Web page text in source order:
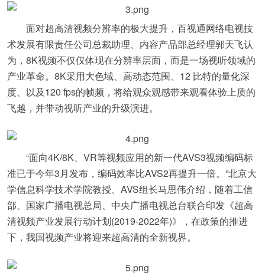
面对超高清视频分辨率的极大提升，百视通网络电视技
术发展有限责任公司总裁助理、内容产品部总经理郭天飞认
为，8K视频不仅仅体现在分辨率层面，而是一场视听领域的
产业革命。8K采用大色域、高动态范围、12 比特的量化深
度、以及120 fps的帧频，将给观众观感带来观看体验上质的
飞越，并带动视听产业的升级演进。
“面向4K/8K、VR等视频应用的新一代AVS3视频编码标
准已于今年3月发布，编码效率比AVS2再提升一倍。”北京大
学信息科学技术学院教授、AVS组长马思伟介绍，随着工信
部、国家广播电视总局、中央广播电视总台联合印发《超高
清视频产业发展行动计划(2019-2022年)》，在政策的推进
下，我国视频产业将迎来超高清的全新视界。